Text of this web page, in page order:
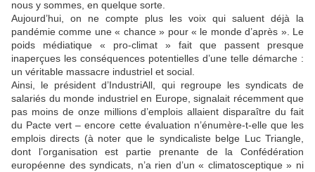
nous y sommes, en quelque sorte.
Aujourd’hui, on ne compte plus les voix qui saluent déjà la
pandémie comme une « chance » pour « le monde d’après ». Le
poids médiatique « pro-climat » fait que passent presque
inaperçues les conséquences potentielles d’une telle démarche :
un véritable massacre industriel et social.
Ainsi, le président d’IndustriAll, qui regroupe les syndicats de
salariés du monde industriel en Europe, signalait récemment que
pas moins de onze millions d’emplois allaient disparaître du fait
du Pacte vert – encore cette évaluation n’énumère-t-elle que les
emplois directs (à noter que le syndicaliste belge Luc Triangle,
dont l’organisation est partie prenante de la Confédération
européenne des syndicats, n’a rien d’un « climatosceptique » ni